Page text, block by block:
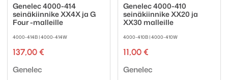
Genelec 4000-414
seinäkiinnike XX4X ja G
Four -malleille
4000-414B | 4000-414W
137,00 €
Tuotemerkki:
Genelec
Genelec 4000-410
seinäkiinnike XX20 ja
XX30 malleille
4000-410B | 4000-410W
11,00 €
Tuotemerkki:
Genelec